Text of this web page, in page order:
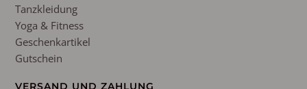
Tanzkleidung
Yoga & Fitness
Geschenkartikel
Gutschein
VERSAND UND ZAHLUNG